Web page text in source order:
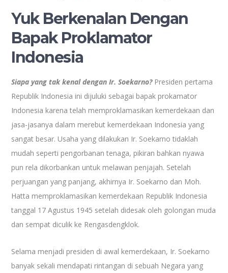
Yuk Berkenalan Dengan
Bapak Proklamator
Indonesia
Siapa yang tak kenal dengan Ir. Soekarno?Presiden pertama
Republik Indonesia ini dijuluki sebagai bapak prokamator
Indonesia karena telah memproklamasikan kemerdekaan dan
jasa-jasanya dalam merebut kemerdekaan Indonesia yang
sangat besar. Usaha yang dilakukan Ir. Soekarno tidaklah
mudah seperti pengorbanan tenaga, pikiran bahkan nyawa
pun rela dikorbankan untuk melawan penjajah. Setelah
perjuangan yang panjang, akhirnya Ir. Soekarno dan Moh.
Hatta memproklamasikan kemerdekaan Republik Indonesia
tanggal 17 Agustus 1945 setelah didesak oleh golongan muda
dan sempat diculik ke Rengasdengklok.
Selama menjadi presiden di awal kemerdekaan, Ir. Soekarno
banyak sekali mendapati rintangan di sebuah Negara yang